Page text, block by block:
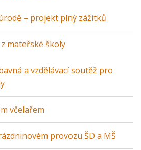
– projekt plný zážitků
mateřské školy
a vzdělávací soutěž pro
včelařem
provozu ŠD a MŠ